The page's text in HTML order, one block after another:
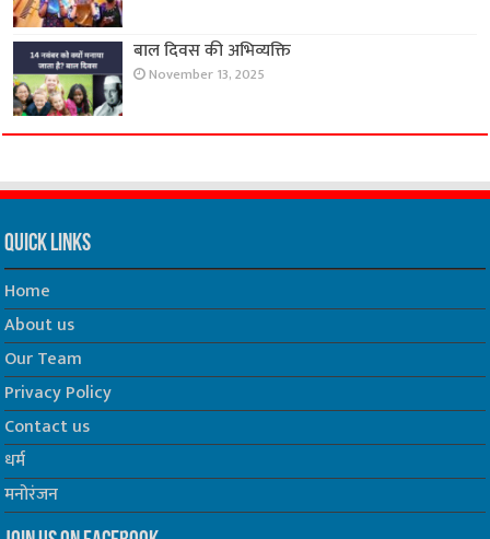
बाल दिवस की अभिव्यक्ति
November 13, 2025
Quick Links
Home
About us
Our Team
Privacy Policy
Contact us
धर्म
मनोरंजन